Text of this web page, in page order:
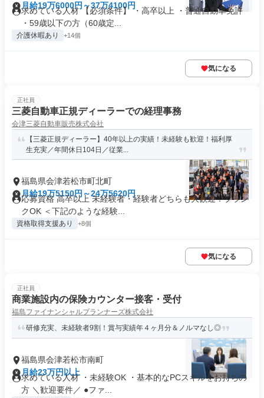
月給19万6000円～37万4100円
求めている人材 【必須条件】 ・高卒以上 ・普通自動車免許
・59歳以下の方（60歳定...
介護休暇あり +14個
気になる
正社員
三菱自動車正規ディーラーでの経理事務
会津三菱自動車販売株式会社
【三菱正規ディーラー】40年以上の実績！未経験も歓迎！福利厚
生充実／年間休日104日／従業...
福島県会津若松市町北町
月給19万5150円～24万5620円
応募資格 高卒以上 未経験者・経験者どちらも大歓迎！ブラン
クOK ＜下記のような経験...
資格取得支援あり +8個
気になる
正社員
商業施設内の保険カウンター接客・受付
福島ファイナンシャルプランナーズ株式会社
研修充実、未経験者9割！賞与実績年４ヶ月分＆ノルマなし◎
福島県会津若松市南町
月給23万円以上
求めている人材 ・未経験OK ・基本的なPCスキルをお持ちの
方 ＼歓迎要件／ ●ファ...